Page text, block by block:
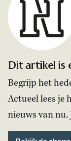
Dit artikel is
Begrijp het
Actueel lees je
nieuws van nu.